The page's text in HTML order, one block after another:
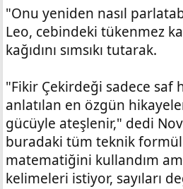
"Onu yeniden nasıl
Leo, cebindeki tükenmez
kağıdını sımsıkı tutarak.
"Fikir Çekirdeği sadece saf
anlatılan en özgün
gücüyle ateşlenir," dedi
buradaki tüm teknik
matematiğini kullandım
kelimeleri istiyor, sayıları